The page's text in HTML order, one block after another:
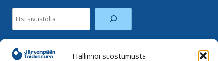
Hallinnoi suostumusta